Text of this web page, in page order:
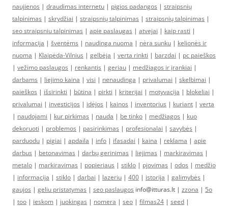
naujienos | draudimas internetu | pigios padangos | straipsnių
talpinimas | skrydžiai | straipsnių talpinimas | straipsnių talpinimas |
seo straipsniu talpinimas | apie paslaugas | atvejai | kaip rasti |
informacija | šventėms | naudinga nuoma | nėra sunku | kelionės ir
nuoma | Klaipėda-Vilnius | gelbėja | verta rinkti | barzdai | pc paieškos
| vežimo paslaugos | renkantis | geriau | medžiagos ir įrankiai |
darbams | liejimo kaina | visi | nenaudinga | privalumai | skelbimai |
paieškos | išsirinkti | būtina | pirkti | kriterijai | motyvacija | blokeliai |
privalumai | investicijos | idėjos | kainos | inventorius | kuriant | verta
| naudojami | kur pirkimas | nauda | be tinko | medžiagos | kuo
dekoruoti | problemos | pasirinkimas | profesionalai | savybės |
parduodu | pigiai | apdaila | info | ifasadai | kaina | reklama | apie
darbus | betonavimas | darbų gerinimas | liejimas | markiravimas |
metalo | markiravimas | popieriaus | stiklo | pjovimas | odos | medžio
| informacija | stiklo | darbai | lazeriu | 400 | istorija | galimybės |
gaujos | geliu pristatymas | seo paslaugos info@itturas.lt | zzona | 5o
| too | ieskom | juokingas | nomera | seo | filmas24 | seed |